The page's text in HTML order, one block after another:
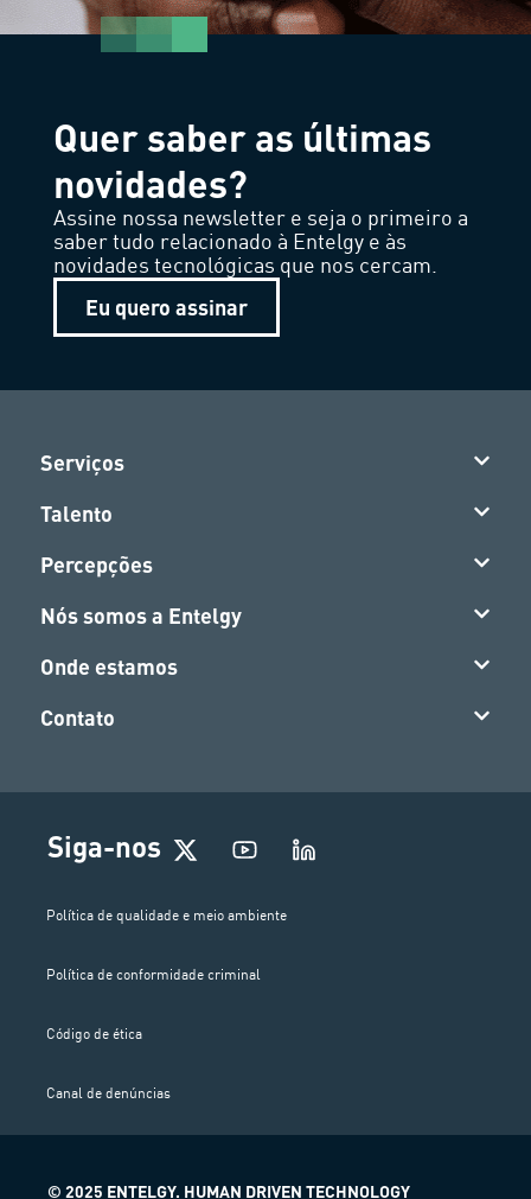
Quer saber as últimas
novidades?
Assine nossa newsletter e seja o primeiro a
saber tudo relacionado à Entelgy e às
novidades tecnológicas que nos cercam.
Eu quero assinar
Serviços
Talento
Percepções
Nós somos a Entelgy
Onde estamos
Contato
Siga-nos
Política de qualidade e meio ambiente
Política de conformidade criminal
Código de ética
Canal de denúncias
© 2025 ENTELGY. HUMAN DRIVEN TECHNOLOGY